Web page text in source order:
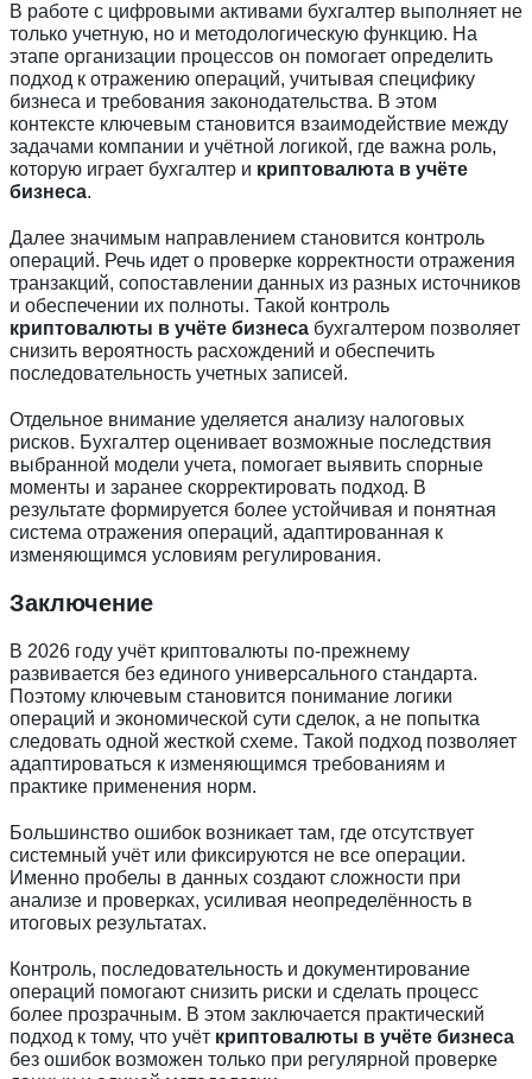
В работе с цифровыми активами бухгалтер выполняет не
только учетную, но и методологическую функцию. На
этапе организации процессов он помогает определить
подход к отражению операций, учитывая специфику
бизнеса и требования законодательства. В этом
контексте ключевым становится взаимодействие между
задачами компании и учётной логикой, где важна роль,
которую играет бухгалтер и криптовалюта в учёте
бизнеса.
Далее значимым направлением становится контроль
операций. Речь идет о проверке корректности отражения
транзакций, сопоставлении данных из разных источников
и обеспечении их полноты. Такой контроль
криптовалюты в учёте бизнеса бухгалтером позволяет
снизить вероятность расхождений и обеспечить
последовательность учетных записей.
Отдельное внимание уделяется анализу налоговых
рисков. Бухгалтер оценивает возможные последствия
выбранной модели учета, помогает выявить спорные
моменты и заранее скорректировать подход. В
результате формируется более устойчивая и понятная
система отражения операций, адаптированная к
изменяющимся условиям регулирования.
Заключение
В 2026 году учёт криптовалюты по-прежнему
развивается без единого универсального стандарта.
Поэтому ключевым становится понимание логики
операций и экономической сути сделок, а не попытка
следовать одной жесткой схеме. Такой подход позволяет
адаптироваться к изменяющимся требованиям и
практике применения норм.
Большинство ошибок возникает там, где отсутствует
системный учёт или фиксируются не все операции.
Именно пробелы в данных создают сложности при
анализе и проверках, усиливая неопределённость в
итоговых результатах.
Контроль, последовательность и документирование
операций помогают снизить риски и сделать процесс
более прозрачным. В этом заключается практический
подход к тому, что учёт криптовалюты в учёте бизнеса
без ошибок возможен только при регулярной проверке